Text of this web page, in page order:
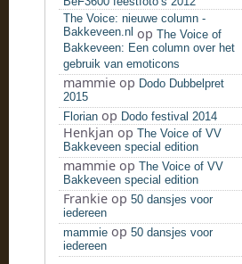
The Voice: nieuwe column -
Bakkeveen.nl op The Voice of
Bakkeveen: Een column over het
gebruik van emoticons
mammie op Dodo Dubbelpret
2015
Florian op Dodo festival 2014
Henkjan op The Voice of VV
Bakkeveen special edition
mammie op The Voice of VV
Bakkeveen special edition
Frankie op 50 dansjes voor
iedereen
mammie op 50 dansjes voor
iedereen